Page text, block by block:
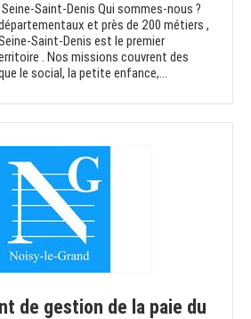
Saint-Denis Qui sommes-nous ?
et près de 200 métiers ,
Saint-Denis est le premier
. Nos missions couvrent des
le social, la petite enfance,...
de gestion de la paie du